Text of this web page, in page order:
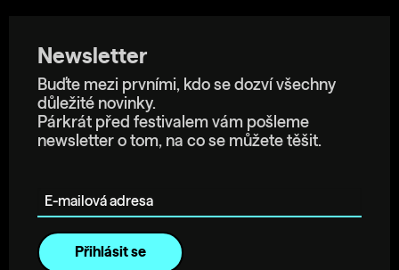
Newsletter
Buďte mezi prvními, kdo se dozví všechny
důležité novinky.
Párkrát před festivalem vám pošleme
newsletter o tom, na co se můžete těšit.